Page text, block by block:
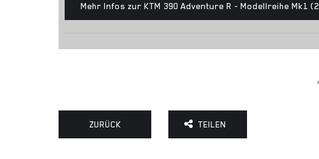
Mehr Infos zur KTM 390 Adventure R - Modellreihe Mk1
ZURÜCK TEILEN